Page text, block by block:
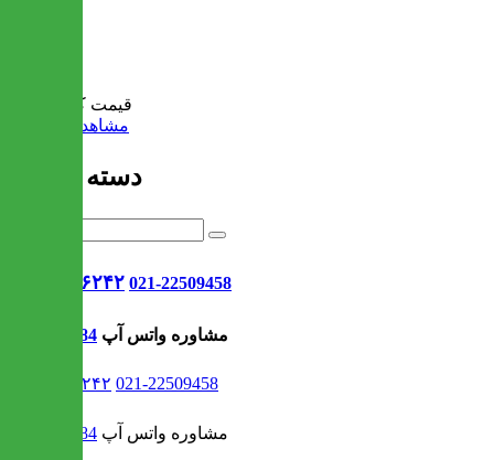
قیمت کل:
مشاهده سبد خرید
دسته بندی ها
021-۹۱۳۰۶۲۴۲ 021-22509458
09302308484 مشاوره واتس آپ
021-۹۱۳۰۶۲۴۲ 021-22509458
09302308484 مشاوره واتس آپ